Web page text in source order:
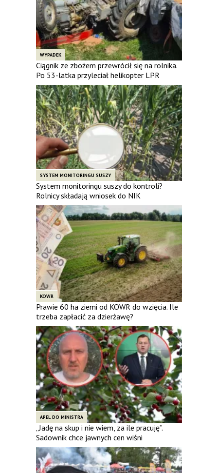
WYPADEK
Ciągnik ze zbożem przewrócił się na rolnika.
Po 53-latka przyleciał helikopter LPR
SYSTEM MONITORINGU SUSZY
System monitoringu suszy do kontroli?
Rolnicy składają wniosek do NIK
KOWR
Prawie 60 ha ziemi od KOWR do wzięcia. Ile
trzeba zapłacić za dzierżawę?
APEL DO MINISTRA
„Jadę na skup i nie wiem, za ile pracuję”.
Sadownik chce jawnych cen wiśni